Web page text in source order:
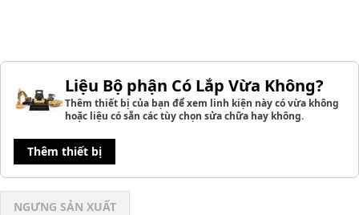
Liệu Bộ phận Có Lắp Vừa Không?
Thêm thiết bị của bạn để xem linh kiện này có vừa không
hoặc liệu có sẵn các tùy chọn sửa chữa hay không.
Thêm thiết bị
NGƯNG SẢN XUẤT